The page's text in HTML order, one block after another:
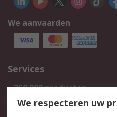
We aanvaarden
Services
750.000 producten
Bestellen
We respecteren uw